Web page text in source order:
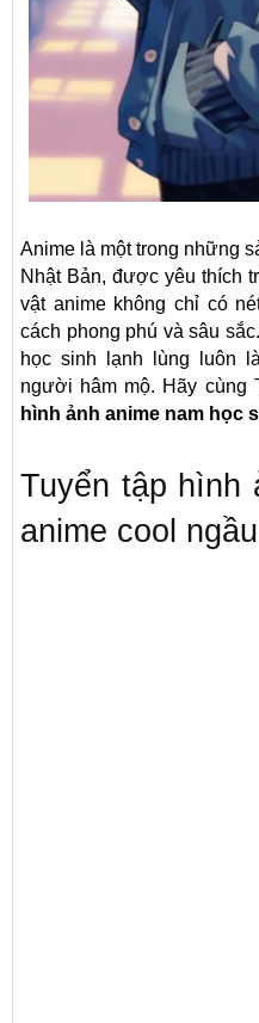
Anime là một trong những
Nhật Bản, được yêu thích
vật anime không chỉ có
cách phong phú và sâu
học sinh lạnh lùng luôn
người hâm mộ. Hãy cùng
hình ảnh anime nam học
Tuyển tập hình
anime cool